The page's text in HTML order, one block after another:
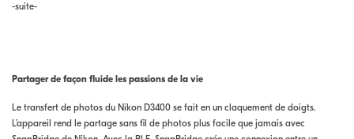
-suite-
Partager de façon fluide les passions de la vie
Le transfert de photos du Nikon D3400 se fait en un claquement de doigts.
L’appareil rend le partage sans fil de photos plus facile que jamais avec